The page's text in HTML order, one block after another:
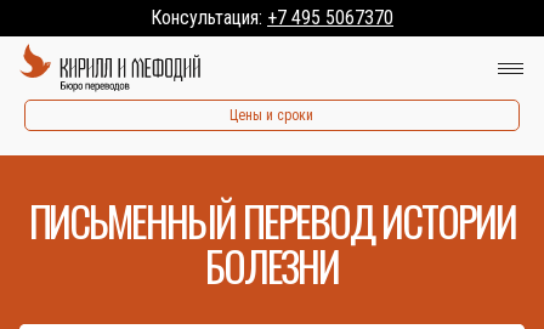
Консультация: +7 495 5067370
Цены и сроки
ПИСЬМЕННЫЙ ПЕРЕВОД ИСТОРИИ
БОЛЕЗНИ